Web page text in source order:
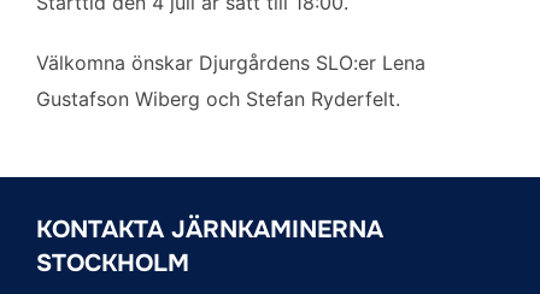
Välkomna önskar Djurgårdens SLO:er Lena
Gustafson Wiberg och Stefan Ryderfelt.
KONTAKTA JÄRNKAMINERNA
STOCKHOLM